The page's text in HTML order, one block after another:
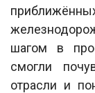
шагом в
смогли
отрасли и